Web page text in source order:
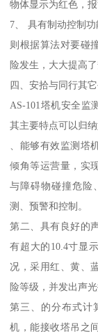
物体显示为红色，
7、 具有制动控制
则根据算法对要碰
险发生，大大提高
四、安拾与同行其
AS-101塔机安全监
其主要特点可以归纳
、能够有效监测塔
倾角等运营量，实
与障碍物碰撞危险
测、预警和控制。
第二、具有良好的
有超大的10.4寸显
况，采用红、黄、
险等级，并发出声
第三、的分布式计
机，能接收塔吊之